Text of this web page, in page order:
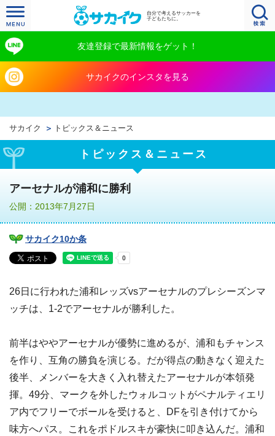
自分で考えるサッカーを
子どもたちに。
友達登録で最新情報をゲット！
サカイクのインスタを見る
サカイク トピックス＆ニュース
トピックス＆ニュース
アーセナルが浦和に勝利
公開：2013年7月27日
サカイク10か条
26日に行われた浦和レッズvsアーセナルのプレシーズンマ
ッチは、1-2でアーセナルが勝利した。
前半はややアーセナルが優勢に進めるが、浦和もチャンス
を作り、互角の勝負を演じる。だが得点の動きなく迎えた
後半、メンバーを大きく入れ替えたアーセナルが本領発
揮。49分、マークを外したウォルコットがペナルティエリ
ア内でフリーでボールを受けると、DFを引き付けてから
味方へパス。これをポドルスキが豪快に叩き込んだ。浦和